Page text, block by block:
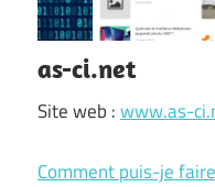
as-ci.net
Site web :www.as-
Comment puis-je